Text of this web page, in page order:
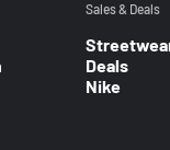
Sales & Deals
Deals
Nike